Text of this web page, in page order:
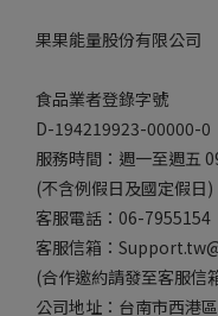
果果能量股份有限公司
食品業者登錄字號
D-194219923-00000-0
服務時間：週一至週五
(不含例假日及國定假日)
客服電話：06-7955154
客服信箱：
(合作邀約請發至客服信
公司地址：台南市西港